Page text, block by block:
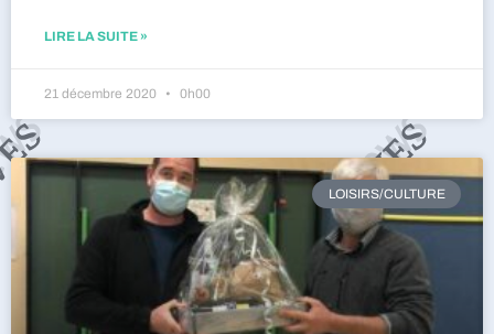
LIRE LA SUITE »
21 décembre 2020 0h00
LOISIRS/CULTURE